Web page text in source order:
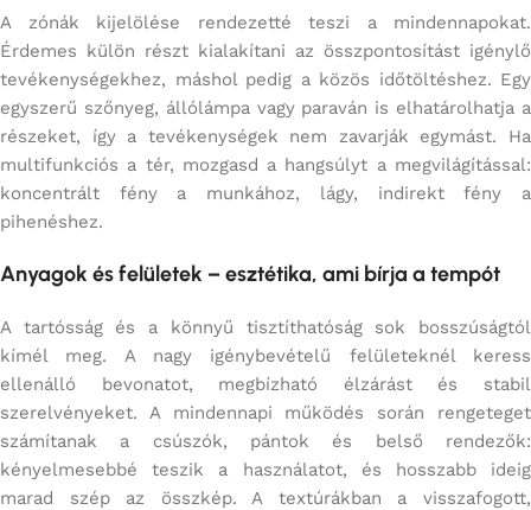
A zónák kijelölése rendezetté teszi a mindennapokat.
Érdemes külön részt kialakítani az összpontosítást igénylő
tevékenységekhez, máshol pedig a közös időtöltéshez. Egy
egyszerű szőnyeg, állólámpa vagy paraván is elhatárolhatja a
részeket, így a tevékenységek nem zavarják egymást. Ha
multifunkciós a tér, mozgasd a hangsúlyt a megvilágítással:
koncentrált fény a munkához, lágy, indirekt fény a
pihenéshez.
Anyagok és felületek – esztétika, ami bírja a tempót
A tartósság és a könnyű tisztíthatóság sok bosszúságtól
kímél meg. A nagy igénybevételű felületeknél keress
ellenálló bevonatot, megbízható élzárást és stabil
szerelvényeket. A mindennapi működés során rengeteget
számítanak a csúszók, pántok és belső rendezők:
kényelmesebbé teszik a használatot, és hosszabb ideig
marad szép az összkép. A textúrákban a visszafogott,